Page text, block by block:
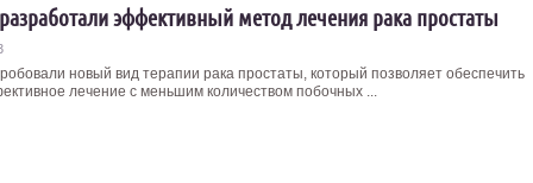
эффективный метод лечения рака простаты
новый вид терапии рака простаты, который позволяет обеспечить
лечение с меньшим количеством побочных ...